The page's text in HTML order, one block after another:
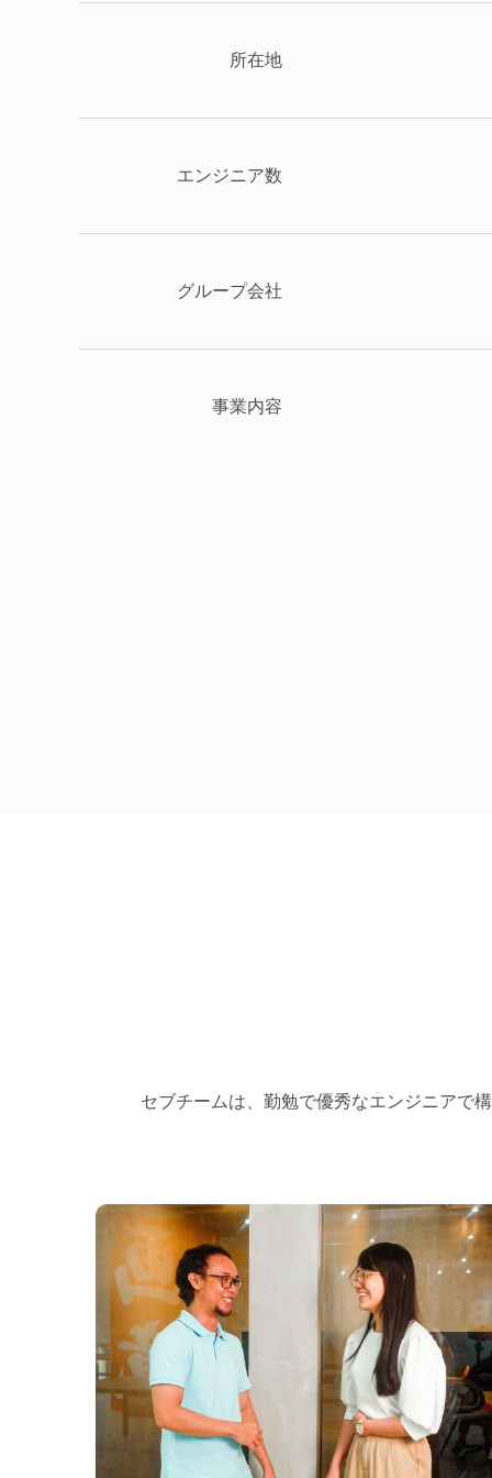
所在地
エンジニア数
グループ会社
事業内容
セブチームは、勤勉で優秀なエンジニアで
Our Team